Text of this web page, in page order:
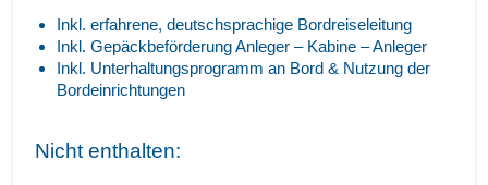
Inkl. erfahrene, deutschsprachige Bordreiseleitung
Inkl. Gepäckbeförderung Anleger – Kabine – Anleger
Inkl. Unterhaltungsprogramm an Bord & Nutzung der
Bordeinrichtungen
Nicht enthalten: